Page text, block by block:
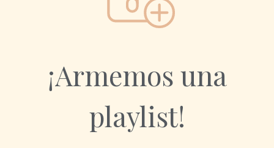
¡Armemos una
playlist!